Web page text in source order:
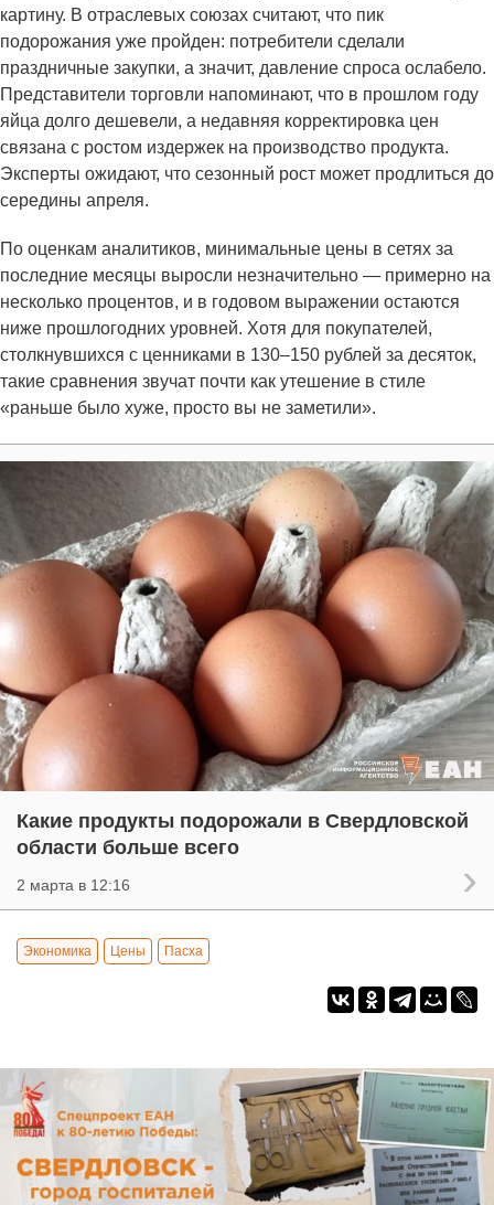
картину. В отраслевых союзах считают, что пик
подорожания уже пройден: потребители сделали
праздничные закупки, а значит, давление спроса ослабело.
Представители торговли напоминают, что в прошлом году
яйца долго дешевели, а недавняя корректировка цен
связана с ростом издержек на производство продукта.
Эксперты ожидают, что сезонный рост может продлиться до
середины апреля.
По оценкам аналитиков, минимальные цены в сетях за
последние месяцы выросли незначительно — примерно на
несколько процентов, и в годовом выражении остаются
ниже прошлогодних уровней. Хотя для покупателей,
столкнувшихся с ценниками в 130–150 рублей за десяток,
такие сравнения звучат почти как утешение в стиле
«раньше было хуже, просто вы не заметили».
Какие продукты подорожали в Свердловской
области больше всего
2 марта в 12:16
Экономика Цены Пасха